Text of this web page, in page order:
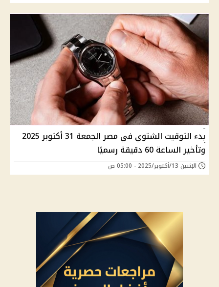
بدء التوقيت الشتوي في مصر الجمعة 31 أكتوبر 2025
وتأخير الساعة 60 دقيقة رسميًا
الإثنين 13/أكتوبر/2025 - 05:00 ص